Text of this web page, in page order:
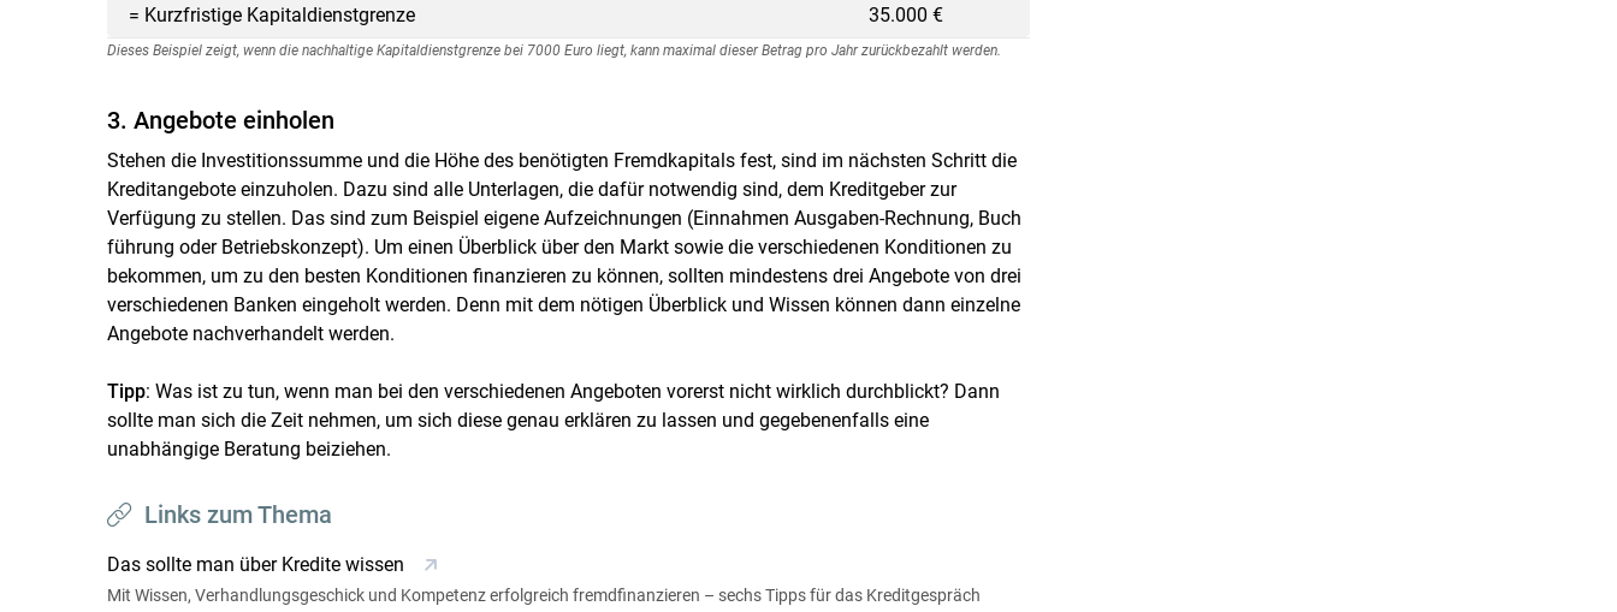
= Kurzfristige Kapitaldienstgrenze
35.000 €
Dieses Beispiel zeigt, wenn die nachhaltige Kapitaldienstgrenze bei 7000 Euro liegt, kann maximal dieser Betrag pro Jahr zurückbezahlt werden.
3. Angebote einholen
Stehen die Investitionssumme und die Höhe des benötigten Fremdkapitals fest, sind im nächsten Schritt die
Kreditangebote einzuholen. Dazu sind alle Unterlagen, die dafür notwendig sind, dem Kreditgeber zur
Verfügung zu stellen. Das sind zum Beispiel eigene Aufzeichnungen (Einnahmen Ausgaben-Rechnung, Buch
führung oder Betriebskonzept). Um einen Überblick über den Markt sowie die verschiedenen Konditionen zu
bekommen, um zu den besten Konditionen finanzieren zu können, sollten mindestens drei Angebote von drei
verschiedenen Banken eingeholt werden. Denn mit dem nötigen Überblick und Wissen können dann einzelne
Angebote nachverhandelt werden.
Tipp: Was ist zu tun, wenn man bei den verschiedenen Angeboten vorerst nicht wirklich durchblickt? Dann
sollte man sich die Zeit nehmen, um sich diese genau erklären zu lassen und gegebenenfalls eine
unabhängige Beratung beiziehen.
Links zum Thema
Das sollte man über Kredite wissen
Mit Wissen, Verhandlungsgeschick und Kompetenz erfolgreich fremdfinanzieren – sechs Tipps für das Kreditgespräch